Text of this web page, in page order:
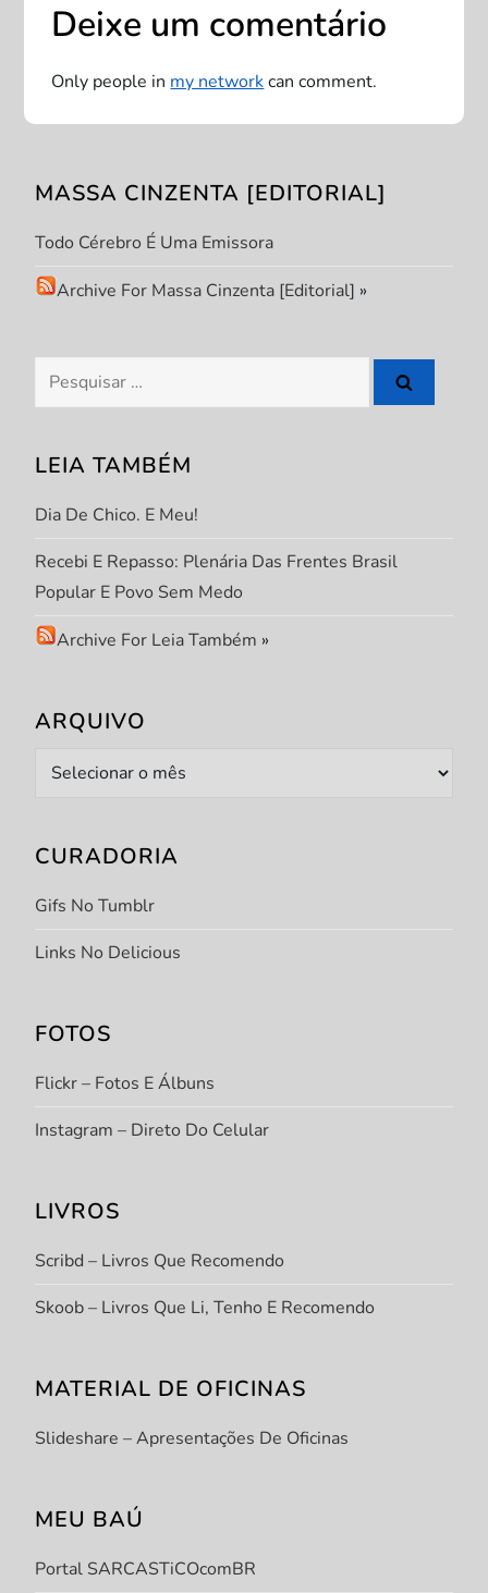
a
ç
ã
o
d
e
o
Deixe um comentário
Only people in my networkcan comment.
MASSA CINZENTA [EDITORIAL]
Todo Cérebro É Uma Emissora
Archive For Massa Cinzenta [Editorial] »
Pesquisar
por:
LEIA TAMBÉM
Dia De Chico. E Meu!
Recebi E Repasso: Plenária Das Frentes Brasil
Popular E Povo Sem Medo
Archive For Leia Também »
ARQUIVO
Arquivo
CURADORIA
Gifs No Tumblr
Links No Delicious
FOTOS
Flickr – Fotos E Álbuns
Instagram – Direto Do Celular
LIVROS
Scribd – Livros Que Recomendo
Skoob – Livros Que Li, Tenho E Recomendo
MATERIAL DE OFICINAS
Slideshare – Apresentações De Oficinas
MEU BAÚ
Portal SARCASTiCOcomBR